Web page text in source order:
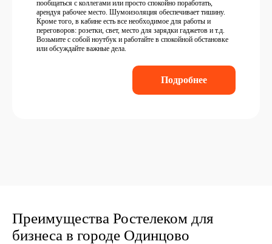
пообщаться с коллегами или просто спокойно поработать,
арендуя рабочее место. Шумоизоляция обеспечивает тишину.
Кроме того, в кабине есть все необходимое для работы и
переговоров: розетки, свет, место для зарядки гаджетов и т.д.
Возьмите с собой ноутбук и работайте в спокойной обстановке
или обсуждайте важные дела.
Подробнее
Преимущества Ростелеком для
бизнеса в городе Одинцово